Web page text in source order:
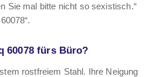
Sie mal bitte nicht so sexistisch.“
60078 fürs Büro?
rostfreiem Stahl. Ihre Neigung